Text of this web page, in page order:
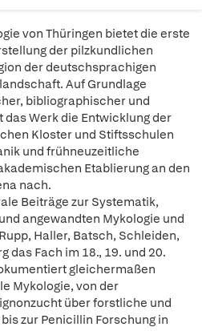
von Thüringen bietet die erste
der pilzkundlichen
der deutschsprachigen
Auf Grundlage
bibliographischer und
Werk die Entwicklung der
Kloster und Stiftsschulen
und frühneuzeitliche
Etablierung an den
nach.
Beiträge zur Systematik,
angewandten Mykologie und
Haller, Batsch, Schleiden,
das Fach im 18., 19. und 20.
gleichermaßen
Mykologie, von der
über forstliche und
zur Penicillin Forschung in